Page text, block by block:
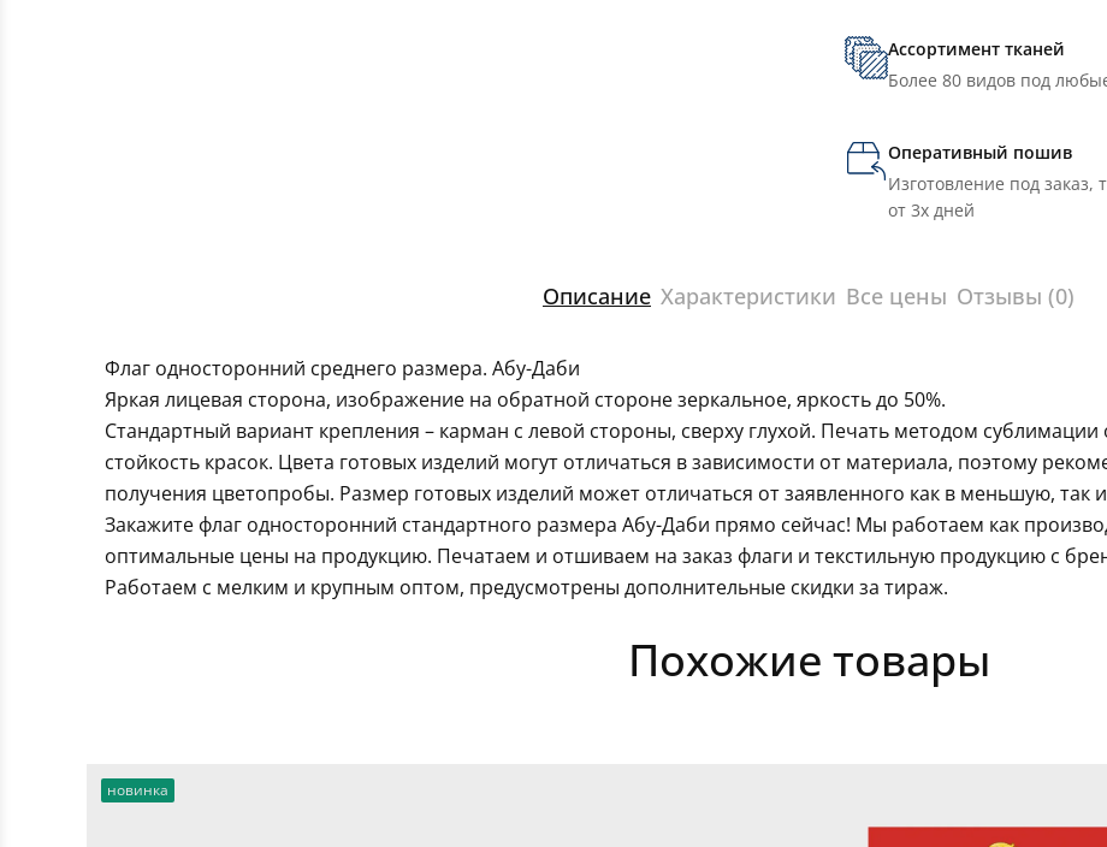
Ассортимент тканей
Более 80 видов под
Оперативный пошив
Изготовление под заказ,
от 3х дней
Описание Характеристики Все цены Отзывы (0)
Флаг односторонний среднего размера. Абу-Даби
Яркая лицевая сторона, изображение на обратной стороне зеркальное, яркость до 50%.
Стандартный вариант крепления – карман с левой стороны, сверху глухой. Печать методом
стойкость красок. Цвета готовых изделий могут отличаться в зависимости от материала, поэтому
получения цветопробы. Размер готовых изделий может отличаться от заявленного как в меньшую, так
Закажите флаг односторонний стандартного размера Абу-Даби прямо сейчас! Мы работаем как
оптимальные цены на продукцию. Печатаем и отшиваем на заказ флаги и текстильную продукцию с
Работаем с мелким и крупным оптом, предусмотрены дополнительные скидки за тираж.
Похожие товары
новинка